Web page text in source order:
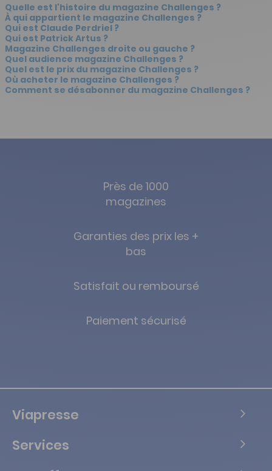
Quelle est l'histoire du magazine Challenges ?
À qui appartient le magazine Challenges ?
Qui est Claude Perdriel ?
Qui est Patrick Artus ?
Magazine Challenges droite ou gauche ?
Quel audience magazine Challenges ?
Quel est le prix du magazine Challenges ?
Où acheter le magazine Challenges ?
Comment se désabonner du magazine Challenges ?
Près de 1000
magazines
Garanties des prix les +
bas
Satisfait ou remboursé
Paiement sécurisé
Viapresse
Services